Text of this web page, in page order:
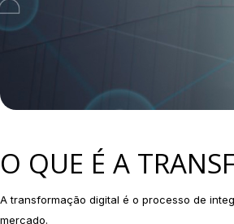
O QUE É A
A transformação digital é o processo de
mercado.